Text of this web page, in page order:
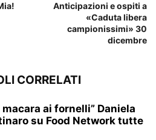
Anticipazioni e ospiti a
«Caduta libera
campionissimi» 30
dicembre
CORRELATI
macara ai fornelli” Daniela
su Food Network tutte